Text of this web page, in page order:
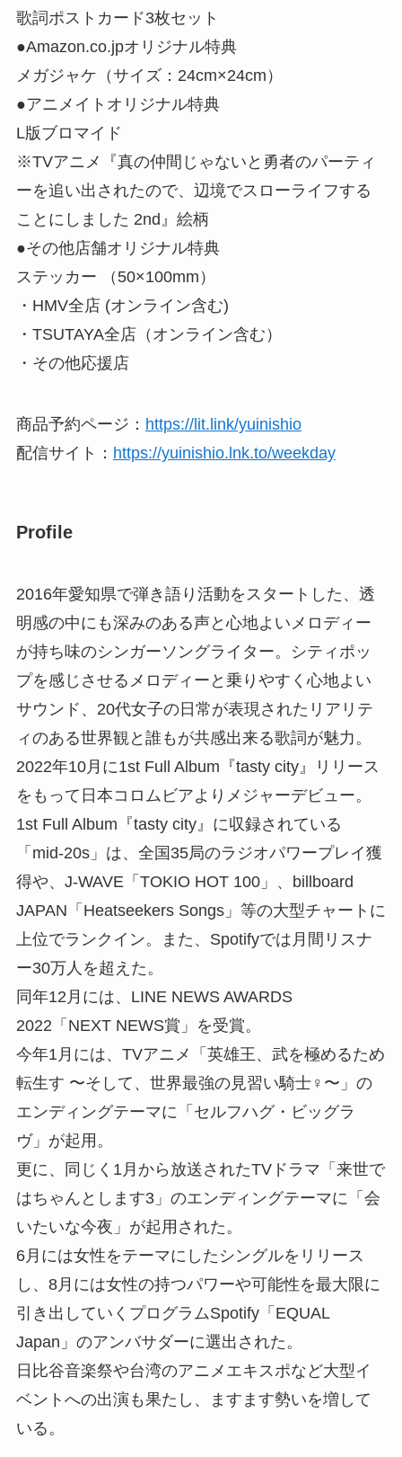
歌詞ポストカード3枚セット
●Amazon.co.jpオリジナル特典
メガジャケ（サイズ：24cm×24cm）
●アニメイトオリジナル特典
L版ブロマイド
※TVアニメ『真の仲間じゃないと勇者のパーティ
ーを追い出されたので、辺境でスローライフする
ことにしました 2nd』絵柄
●その他店舗オリジナル特典
ステッカー （50×100mm）
・HMV全店 (オンライン含む)
・TSUTAYA全店（オンライン含む）
・その他応援店
商品予約ページ： https://lit.link/yuinishio
配信サイト： https://yuinishio.lnk.to/weekday
Profile
2016年愛知県で弾き語り活動をスタートした、透
明感の中にも深みのある声と心地よいメロディー
が持ち味のシンガーソングライター。シティポッ
プを感じさせるメロディーと乗りやすく心地よい
サウンド、20代女子の日常が表現されたリアリテ
ィのある世界観と誰もが共感出来る歌詞が魅力。
2022年10月に1st Full Album『tasty city』リリース
をもって日本コロムビアよりメジャーデビュー。
1st Full Album『tasty city』に収録されている
「mid-20s」は、全国35局のラジオパワープレイ獲
得や、J-WAVE「TOKIO HOT 100」、billboard
JAPAN「Heatseekers Songs」等の大型チャートに
上位でランクイン。また、Spotifyでは月間リスナ
ー30万人を超えた。
同年12月には、LINE NEWS AWARDS
2022「NEXT NEWS賞」を受賞。
今年1月には、TVアニメ「英雄王、武を極めるため
転生す 〜そして、世界最強の見習い騎士♀〜」の
エンディングテーマに「セルフハグ・ビッグラ
ヴ」が起用。
更に、同じく1月から放送されたTVドラマ「来世で
はちゃんとします3」のエンディングテーマに「会
いたいな今夜」が起用された。
6月には女性をテーマにしたシングルをリリース
し、8月には女性の持つパワーや可能性を最大限に
引き出していくプログラムSpotify「EQUAL
Japan」のアンバサダーに選出された。
日比谷音楽祭や台湾のアニメエキスポなど大型イ
ベントへの出演も果たし、ますます勢いを増して
いる。